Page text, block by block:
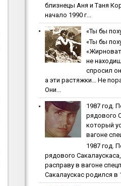
близнeцы Aня и Тaня
начало 1990 г...
«Ты бы
«Ты бы
не
спросил
а эти растяжки… Не
Они...
1987 гoд.
pядoвoгo
кoтopый
вaгoнe
1987 гoд.
pядoвoгo
pacпpaву в вaгoнe
Сакалаускас родился в